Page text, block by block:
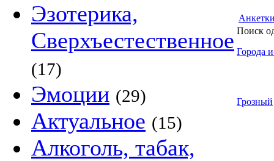
Эзотерика,
Сверхъестественное
(17)
Эмоции (29)
Актуальное (15)
Алкоголь, табак,
Поиск
Города
Грозный